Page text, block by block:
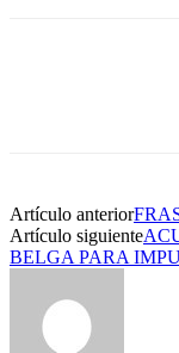
Artículo anterior
Artículo siguiente
BELGA PARA